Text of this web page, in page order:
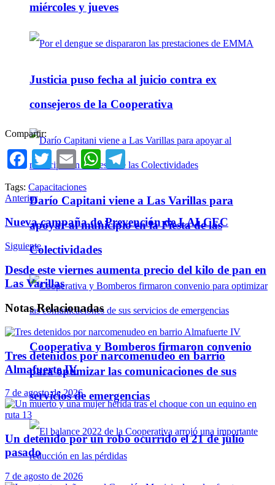
miércoles y jueves
Justicia puso fecha al juicio contra ex
consejeros de la Cooperativa
Darío Capitani viene a Las Varillas para
apoyar al municipio en la Fiesta de las
Colectividades
Cooperativa y Bomberos firmaron convenio
para optimizar las comunicaciones de sus
servicios de emergencias
Compartir:
Facebook
Twitter
EmailWhatsApp
Telegram
Tags: Capacitaciones
Anterior
Nueva campaña de Prevención de LALCEC
Siguiente
Desde este viernes aumenta precio del kilo de pan en
Las Varillas
NotasRelacionadas
Tres detenidos por narcomenudeo en barrio
Almafuerte IV
7 de agosto de 2026
Un detenido por un robo ocurrido el 21 de julio
pasado
7 de agosto de 2026